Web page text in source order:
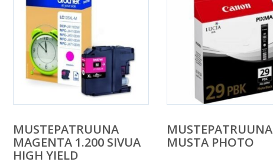
MUSTEPATRUUNA
MAGENTA 1.200 SIVUA
HIGH YIELD
MUSTEPATRUUNA
MUSTA PHOTO